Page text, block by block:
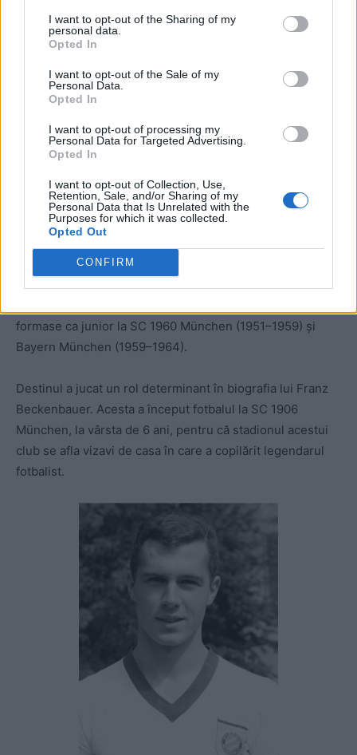
I want to opt-out of the Sharing of my
personal data.
Opted In
I want to opt-out of the Sale of my
Personal Data.
Opted In
I want to opt-out of processing my
Personal Data for Targeted Advertising.
Opted In
I want to opt-out of Collection, Use,
Retention, Sale, and/or Sharing of my
Personal Data that Is Unrelated with the
Purposes for which it was collected.
Opted Out
CONFIRM
Bayern München(1964–1977)
Cosmos New York
Hamburger SV(1980–1982).
formase ca junior la SC 1960 München (1951–1959) și
Bayern München (1959–1964).
Destinul a jucat un rol determinant în biografia lui Franz
Beckenbauer. Acesta a început fotbalul la SC 1906
München, la vârsta de 6 ani, pentru că stadionul acestui
club se afla vizavi de casa în care a copilărit legendarul
fotbalist.